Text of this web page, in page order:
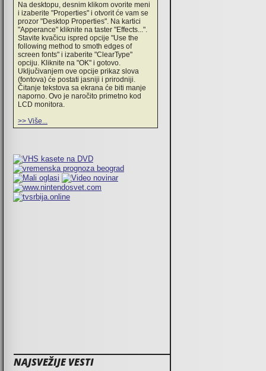
Na desktopu, desnim klikom ovorite meni
i izaberite "Properties" i otvorit će vam se
prozor "Desktop Properties". Na kartici
"Apperance" kliknite na taster "Effects...".
Stavite kvačicu ispred opcije "Use the
following method to smoth edges of
screen fonts" i izaberite "ClearType"
opciju. Kliknite na "OK" i gotovo.
Uključivanjem ove opcije prikaz slova
(fontova) će postati jasniji i prirodniji.
Čitanje tekstova sa ekrana će biti manje
naporno. Ovo je naročito primetno kod
LCD monitora.
>> Više...
NAJSVEŽIJE VESTI